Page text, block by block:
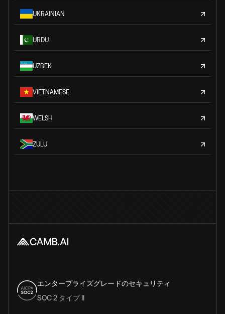
UKRAINIAN
URDU
UZBEK
VIETNAMESE
WELSH
ZULU
エンタープライズグレードのセキュリティ
SOC 2 タイプ II